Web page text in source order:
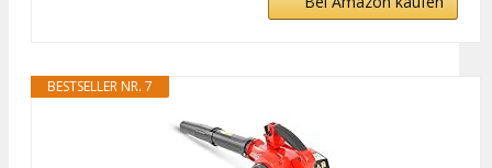
BESTSELLER NR. 7